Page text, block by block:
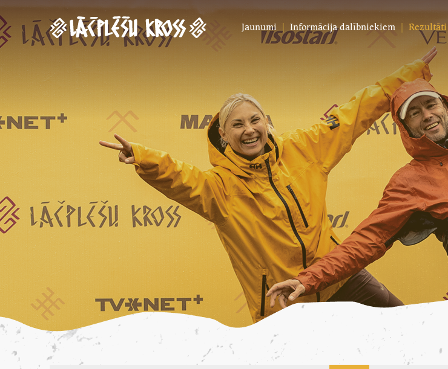
Jaunumi Informācija dalībniekiem Rezultāti